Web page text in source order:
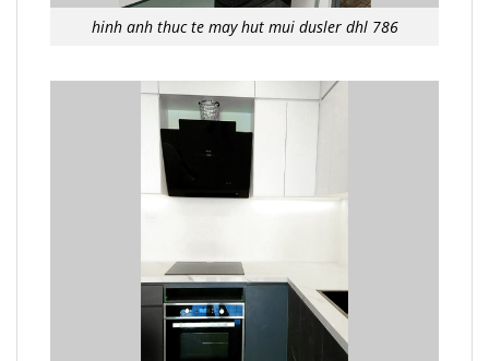
hinh anh thuc te may hut mui dusler dhl 786